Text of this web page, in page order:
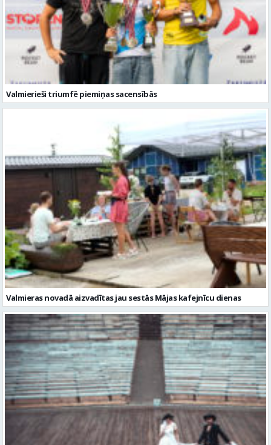
Valmierieši triumfē piemiņas sacensībās
Valmieras novadā aizvadītas jau sestās Mājas kafejnīcu dienas